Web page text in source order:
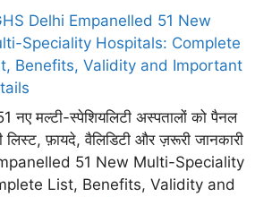
Delhi Empanelled 51 New
Speciality Hospitals: Complete
Benefits, Validity and Important
नए मल्टी-स्पेशियलिटी अस्पतालों को पैनल
लिस्ट, फ़ायदे, वैलिडिटी और ज़रूरी जानकारी
51 New Multi-Speciality
List, Benefits, Validity and